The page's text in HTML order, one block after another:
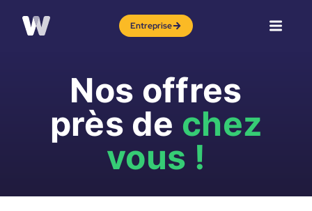
Entreprise
Nos offres
près de chez
vous !